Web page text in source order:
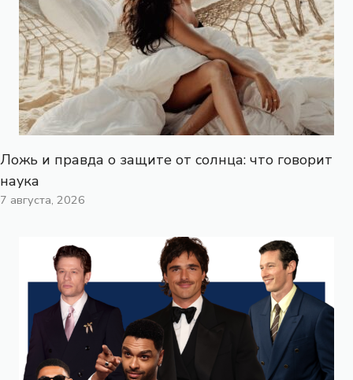
Ложь и правда о защите от солнца: что говорит
наука
7 августа, 2026